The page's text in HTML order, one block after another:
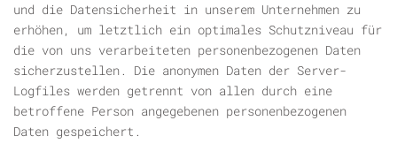
und die Datensicherheit in unserem Unternehmen zu
erhöhen, um letztlich ein optimales Schutzniveau für
die von uns verarbeiteten personenbezogenen Daten
sicherzustellen. Die anonymen Daten der Server-
Logfiles werden getrennt von allen durch eine
betroffene Person angegebenen personenbezogenen
Daten gespeichert.